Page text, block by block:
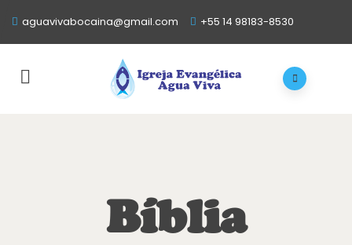
aguavivabocaina@gmail.com +55 14 98183-8530
Bíblia